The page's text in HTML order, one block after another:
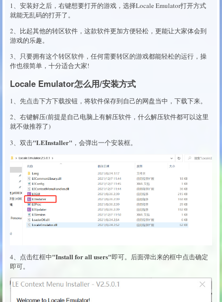
1、安装好之后，右键想要打开的游戏，选择Locale Emulator打开方式
就能无乱码的打开了。
2、比起其他的转区软件，这款软件更加方便轻松，更能让大家体会到
游戏的乐趣。
3、只要拥有这个转区软件，任何需要转区的游戏都能轻松的运行，操
作也很简单，十分适合大家!
Locale Emulator怎么用/安装方式
1、先点击下方下载按钮，将软件保存到自己的网盘当中，下载下来。
2、右键解压(前提是自己电脑上有解压软件，什么解压软件都可以这里
就不做推荐了)
3、双击"LEInstaller" ，会弹出一个安装框。
4、点击红框中"Install for all users"即可。后面弹出来的框中点击确定
即可。